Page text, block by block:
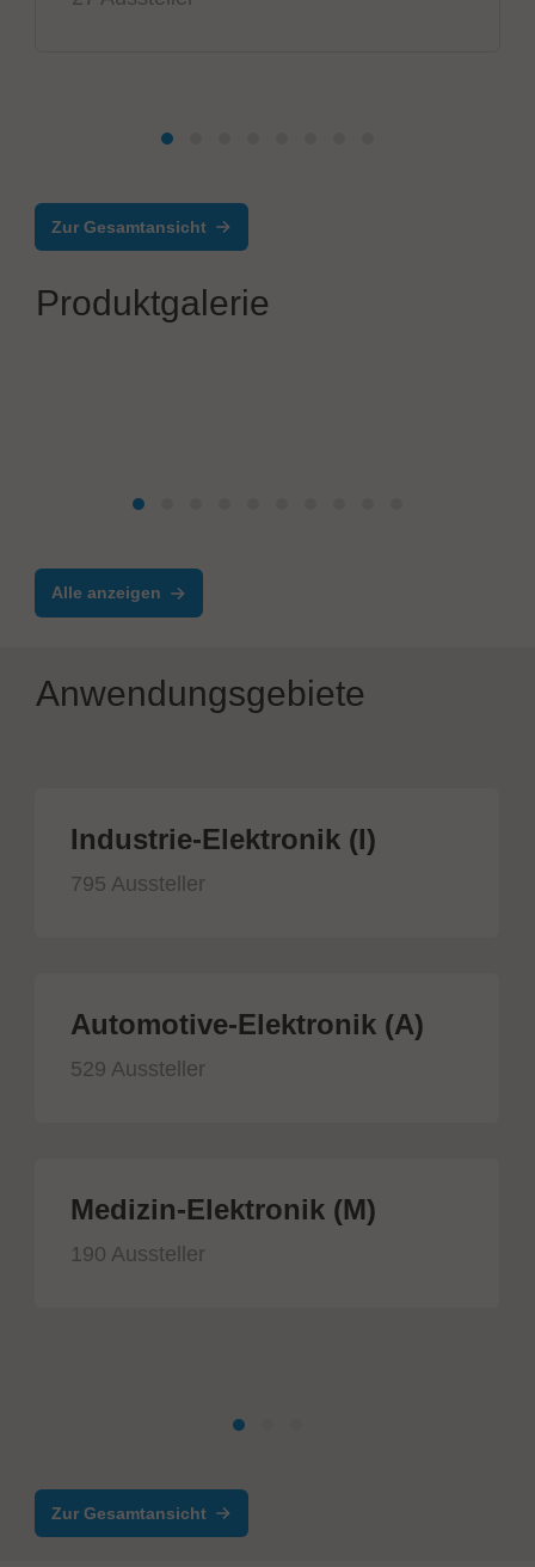
Zur Gesamtansicht
Produktgalerie
Alle anzeigen
Anwendungsgebiete
Industrie-Elektronik (I)
795 Aussteller
Automotive-Elektronik (A)
529 Aussteller
Medizin-Elektronik (M)
190 Aussteller
Zur Gesamtansicht